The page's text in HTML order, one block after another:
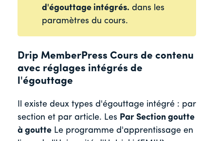
d'égouttage intégrés. dans les
paramètres du cours.
Drip MemberPress Cours de contenu
avec réglages intégrés de
l'égouttage
Il existe deux types d'égouttage intégré : par
section et par article. Les Par Section goutte
à goutte Le programme d'apprentissage en